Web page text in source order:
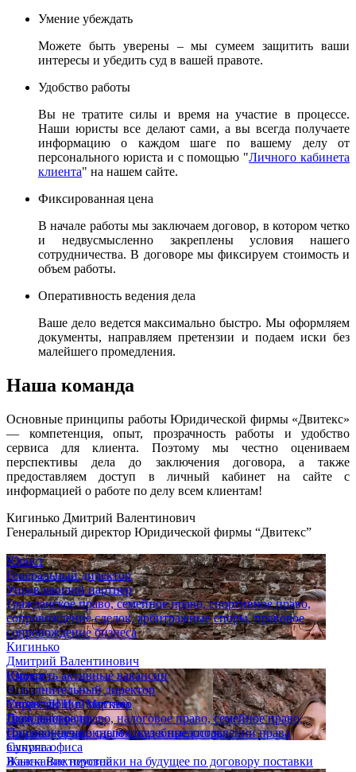
Умение убеждать
Можете быть уверены – мы сумеем защитить ваши
интересы и убедить суд в вашей правоте.
Удобство работы
Вы не тратите силы и время на участие в процессе.
Наши юристы все делают сами, а вы всегда получаете
информацию о каждом шаге по вашему делу от
персонального юриста и с помощью "Личного кабинета
клиента" на нашем сайте.
Фиксированная цена
В начале работы мы заключаем договор, в котором четко
и недвусмысленно закреплены условия нашего
сотрудничества. В договоре мы фиксируем стоимость и
объем работы.
Оперативность ведения дела
Ваше дело ведется максимально быстро. Мы оформляем
документы, направляем претензии и подаем иски без
малейшего промедления.
Наша команда
Основные принципы работы Юридической фирмы «Двитекс»
— компетенция, опыт, прозрачность работы и удобство
сервиса для клиента. Поэтому мы честно оцениваем
перспективы дела до заключения договора, а также
предоставляем доступ в личный кабинет на сайте с
информацией о работе по делу всем клиентам!
Кигинько Дмитрий Валентинович
Генеральный директор Юридической фирмы “Двитекс”
Юрист
Генеральный директор
Управляющий партнер
Гражданское право, семейное право, спортивное право,
сопровождение сделок, арбитражные споры, правовое
сопровождение бизнеса
Кигинько
Дмитрий Валентинович
Юрист
Исполнительный директор
Управляющий партнер
Гражданское право, налоговое право, семейное право,
сопровождение сделок, судебные споры
Супряга
Жанна Викторовна
Смотреть активные вакансии
Опыт
Спор с ДГИ г. Москвы
Дело выиграно
Признан незаконным отказ в предоставлении права
выкупа офиса
Взыскание неустойки на будущее по договору поставки